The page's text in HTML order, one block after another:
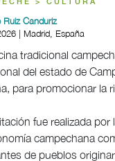
> CULTURA
Ruiz Canduriz
| Madrid, España
tradicional
del estado de
para promocionar la
fue realizada
campechana
de pueblos